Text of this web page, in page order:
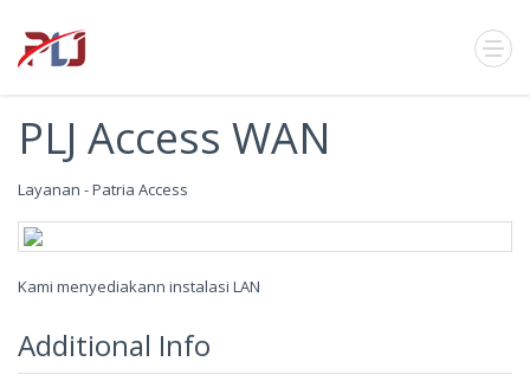
PLJ Access WAN
Layanan - Patria Access
Kami menyediakann instalasi LAN
Additional Info